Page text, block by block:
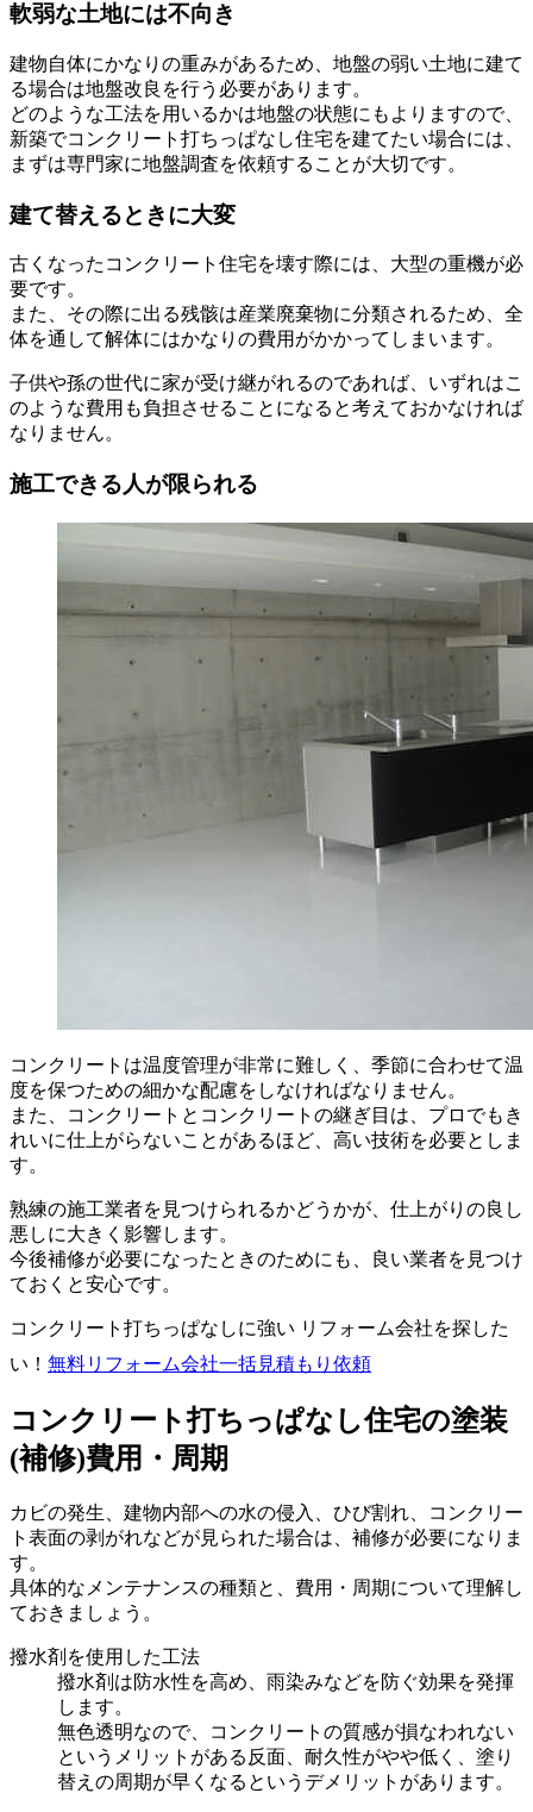
軟弱な土地には不向き
建物自体にかなりの重みがあるため、地盤の弱い土地に建て
る場合は地盤改良を行う必要があります。
どのような工法を用いるかは地盤の状態にもよりますので、
新築でコンクリート打ちっぱなし住宅を建てたい場合には、
まずは専門家に地盤調査を依頼することが大切です。
建て替えるときに大変
古くなったコンクリート住宅を壊す際には、大型の重機が必
要です。
また、その際に出る残骸は産業廃棄物に分類されるため、全
体を通して解体にはかなりの費用がかかってしまいます。
子供や孫の世代に家が受け継がれるのであれば、いずれはこ
のような費用も負担させることになると考えておかなければ
なりません。
施工できる人が限られる
コンクリートは温度管理が非常に難しく、季節に合わせて温
度を保つための細かな配慮をしなければなりません。
また、コンクリートとコンクリートの継ぎ目は、プロでもき
れいに仕上がらないことがあるほど、高い技術を必要としま
す。
熟練の施工業者を見つけられるかどうかが、仕上がりの良し
悪しに大きく影響します。
今後補修が必要になったときのためにも、良い業者を見つけ
ておくと安心です。
コンクリート打ちっぱなしに強い リフォーム会社を探した
い！ 無料リフォーム会社一括見積もり依頼
コンクリート打ちっぱなし住宅の塗装
(補修)費用・周期
カビの発生、建物内部への水の侵入、ひび割れ、コンクリー
ト表面の剥がれなどが見られた場合は、補修が必要になりま
す。
具体的なメンテナンスの種類と、費用・周期について理解し
ておきましょう。
撥水剤を使用した工法
撥水剤は防水性を高め、雨染みなどを防ぐ効果を発揮
します。
無色透明なので、コンクリートの質感が損なわれない
というメリットがある反面、耐久性がやや低く、塗り
替えの周期が早くなるというデメリットがあります。